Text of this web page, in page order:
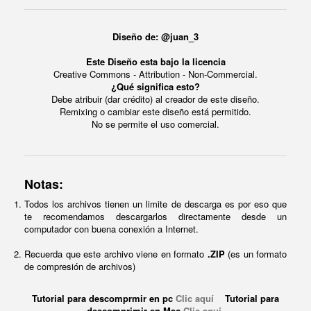
Diseño de: @juan_3
Este Diseño esta bajo la licencia
Creative Commons - Attribution - Non-Commercial.
¿Qué significa esto?
Debe atribuir (dar crédito) al creador de este diseño.
Remixing o cambiar este diseño está permitido.
No se permite el uso comercial.
Notas:
Todos los archivos tienen un limite de descarga es por eso que
te recomendamos descargarlos directamente desde un
computador con buena conexión a Internet.
Recuerda que este archivo viene en formato .ZIP(es un formato
de compresión de archivos)
Tutorial para descomprmir en pc Clic aquí Tutorial para